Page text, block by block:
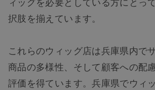
択肢を揃えています。
これらのウィッグ店は兵庫県内で
商品の多様性、そして顧客への配
評価を得ています。兵庫県でウィ